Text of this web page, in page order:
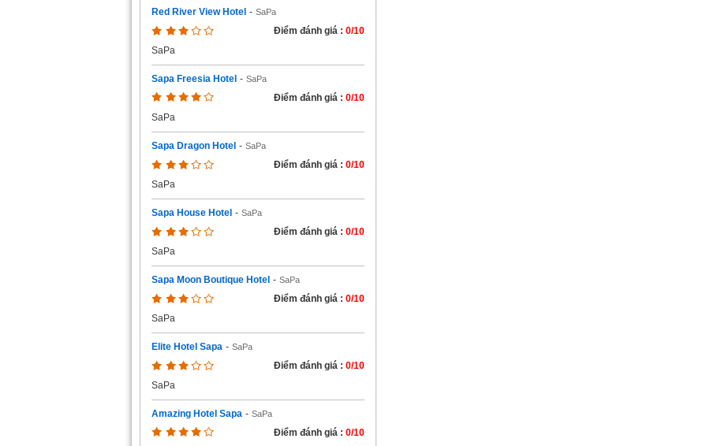
Red River View Hotel - SaPa
Điểm đánh giá : 0/10
SaPa
Sapa Freesia Hotel - SaPa
Điểm đánh giá : 0/10
SaPa
Sapa Dragon Hotel - SaPa
Điểm đánh giá : 0/10
SaPa
Sapa House Hotel - SaPa
Điểm đánh giá : 0/10
SaPa
Sapa Moon Boutique Hotel - SaPa
Điểm đánh giá : 0/10
SaPa
Elite Hotel Sapa - SaPa
Điểm đánh giá : 0/10
SaPa
Amazing Hotel Sapa - SaPa
Điểm đánh giá : 0/10